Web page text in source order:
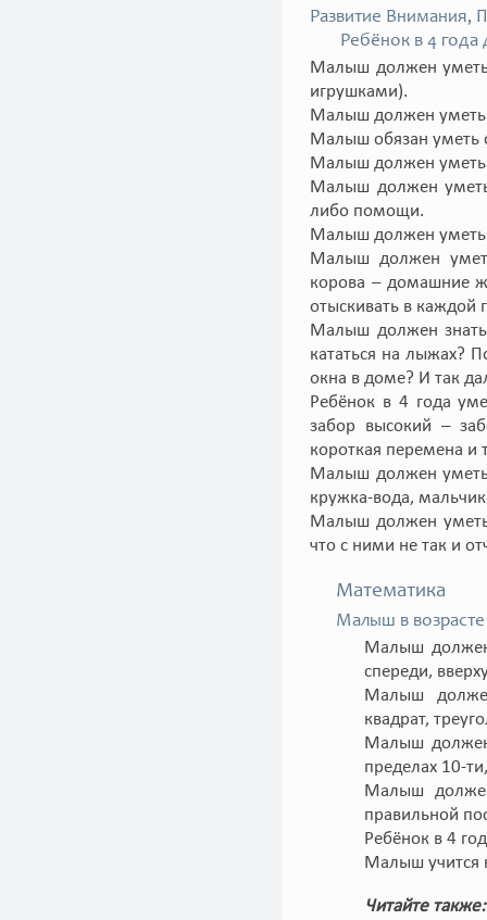
Развитие
Ребёнок в 4 года
Малыш должен уметь
игрушками).
Малыш должен уметь
Малыш обязан уметь
Малыш должен уметь
Малыш должен уметь
либо помощи.
Малыш должен уметь
Малыш должен
корова – домашние
отыскивать в каждой
Малыш должен
кататься на лыжах?
окна в доме? И так
Ребёнок в 4 года
забор высокий –
короткая перемена и
Малыш должен уметь
кружка-вода,
Малыш должен уметь
что с ними не так и
Математика
Малыш в
Малыш должен
спереди,
Малыш
квадрат,
Малыш
пределах 10-
Малыш
правильной
Ребёнок в 4
Малыш учится
Читайте также: